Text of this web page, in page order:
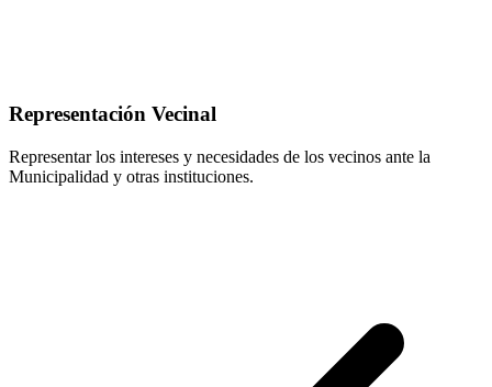
Representación Vecinal
Representar los intereses y necesidades de los vecinos ante la
Municipalidad y otras instituciones.